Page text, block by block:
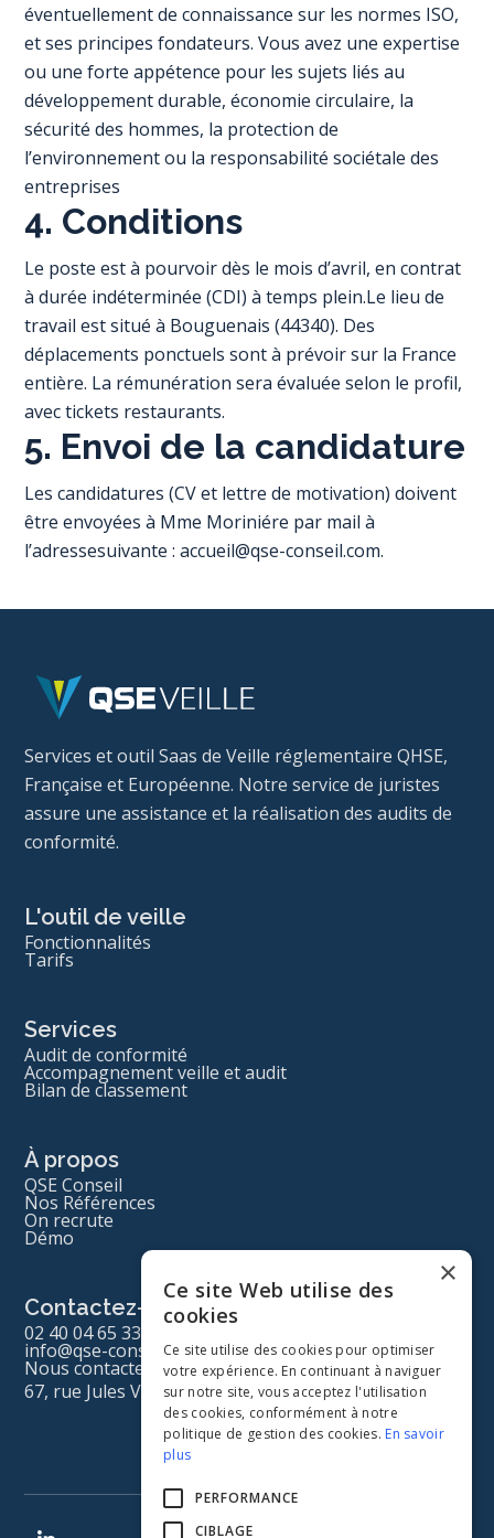
éventuellement de connaissance sur les normes ISO,
et ses principes fondateurs. Vous avez une expertise
ou une forte appétence pour les sujets liés au
développement durable, économie circulaire, la
sécurité des hommes, la protection de
l’environnement ou la responsabilité sociétale des
entreprises
4. Conditions
Le poste est à pourvoir dès le mois d’avril, en contrat
à durée indéterminée (CDI) à temps plein.Le lieu de
travail est situé à Bouguenais (44340). Des
déplacements ponctuels sont à prévoir sur la France
entière. La rémunération sera évaluée selon le profil,
avec tickets restaurants.
5. Envoi de la candidature
Les candidatures (CV et lettre de motivation) doivent
être envoyées à Mme Moriniére par mail à
l’adressesuivante : accueil@qse-conseil.com.
Services et outil Saas de Veille réglementaire QHSE,
Française et Européenne. Notre service de juristes
assure une assistance et la réalisation des audits de
conformité.
L'outil de veille
Fonctionnalités
Tarifs
Services
Audit de conformité
Accompagnement veille et audit
Bilan de classement
À propos
QSE Conseil
Nos Références
On recrute
Démo
Contactez-nous
02 40 04 65 33
info@qse-conseil.com
Nous contacter
67, rue Jules Vallès 44340 Bouguenais
×
Ce site Web utilise des
cookies
Ce site utilise des cookies pour optimiser
votre expérience. En continuant à naviguer
sur notre site, vous acceptez l'utilisation
des cookies, conformément à notre
politique de gestion des cookies. En savoir
plus
PERFORMANCE
CIBLAGE